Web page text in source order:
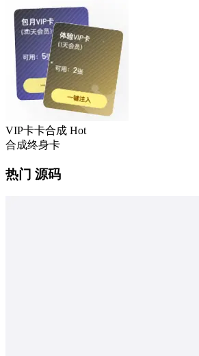
VIP卡卡合成 Hot
合成终身卡
热门 源码